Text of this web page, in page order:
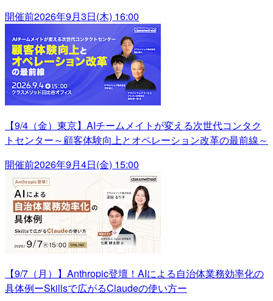
開催前2026年9月3日(木) 16:00
【9/4（金）東京】AIチームメイトが変える次世代コンタク
トセンター～顧客体験向上とオペレーション改革の最前線～
開催前2026年9月4日(金) 15:00
【9/7（月）】Anthropic登壇！AIによる自治体業務効率化の
具体例ーSkillsで広がるClaudeの使い方ー